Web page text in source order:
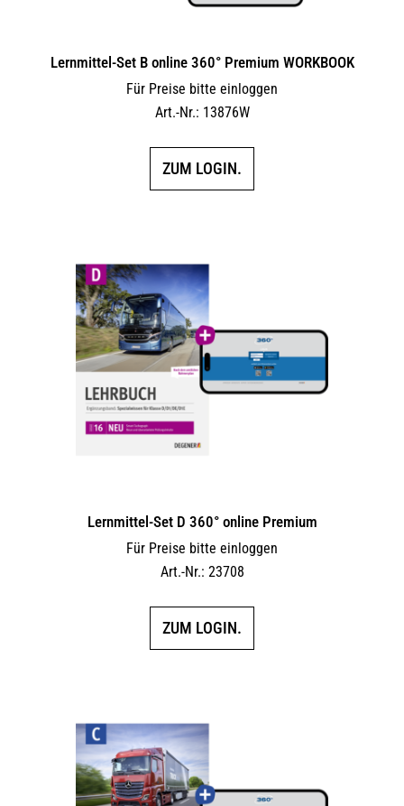
Lernmittel-Set B online 360° Premium WORKBOOK
Für Preise bitte einloggen
Art.-Nr.: 13876W
ZUM LOGIN.
Lernmittel-Set D 360° online Premium
Für Preise bitte einloggen
Art.-Nr.: 23708
ZUM LOGIN.